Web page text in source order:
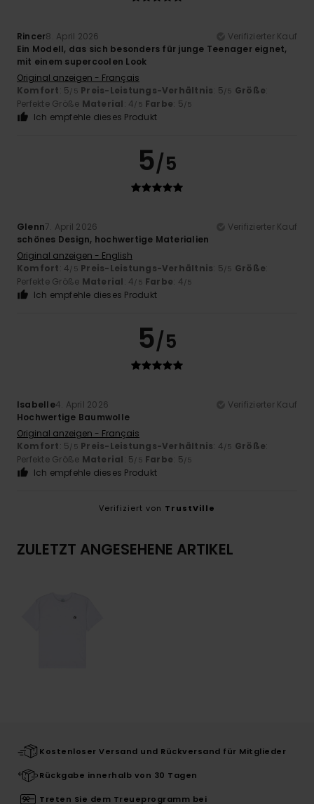
Rincer8. April 2026
Verifizierter Kauf
Ein Modell, das sich besonders für junge Teenager eignet,
mit einem supercoolen Look
Original anzeigen - Français
Komfort: 5/5 Preis-Leistungs-Verhältnis: 5/5 Größe:
Perfekte Größe Material: 4/5 Farbe: 5/5
Ich empfehle dieses Produkt
5/5
Glenn7. April 2026
Verifizierter Kauf
schönes Design, hochwertige Materialien
Original anzeigen - English
Komfort: 4/5 Preis-Leistungs-Verhältnis: 5/5 Größe:
Perfekte Größe Material: 4/5 Farbe: 4/5
Ich empfehle dieses Produkt
5/5
Isabelle4. April 2026
Verifizierter Kauf
Hochwertige Baumwolle
Original anzeigen - Français
Komfort: 5/5 Preis-Leistungs-Verhältnis: 4/5 Größe:
Perfekte Größe Material: 5/5 Farbe: 5/5
Ich empfehle dieses Produkt
Verifiziert von TrustVille
ZULETZT ANGESEHENE ARTIKEL
Kostenloser Versand und Rückversand für Mitglieder
Rückgabe innerhalb von 30 Tagen
Treten Sie dem Treueprogramm bei